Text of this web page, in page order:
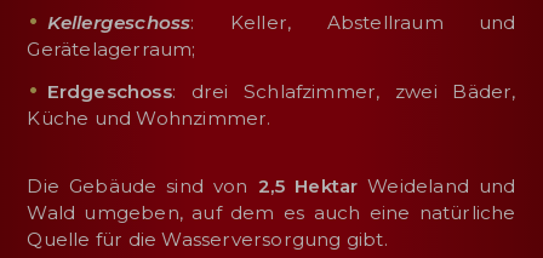
Kellergeschoss: Keller, Abstellraum und
Gerätelagerraum;
Erdgeschoss: drei Schlafzimmer, zwei Bäder,
Küche und Wohnzimmer.
Die Gebäude sind von 2,5 HektarWeideland und
Wald umgeben, auf dem es auch eine natürliche
Quelle für die Wasserversorgung gibt.